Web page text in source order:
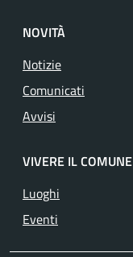
NOVITÀ
Notizie
Comunicati
Avvisi
VIVERE IL COMUNE
Luoghi
Eventi